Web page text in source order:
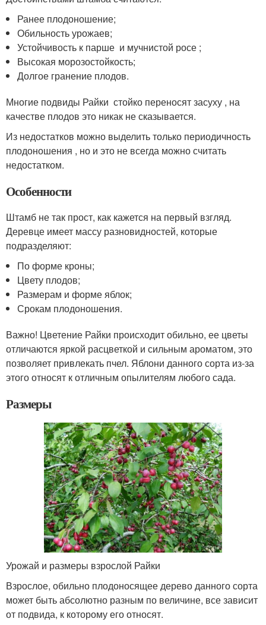
Ранее плодоношение;
Обильность урожаев;
Устойчивость к парше и мучнистой росе ;
Высокая морозостойкость;
Долгое гранение плодов.
Многие подвиды Райки стойко переносят засуху , на
качестве плодов это никак не сказывается.
Из недостатков можно выделить только периодичность
плодоношения , но и это не всегда можно считать
недостатком.
Особенности
Штамб не так прост, как кажется на первый взгляд.
Деревце имеет массу разновидностей, которые
подразделяют:
По форме кроны;
Цвету плодов;
Размерам и форме яблок;
Срокам плодоношения.
Важно! Цветение Райки происходит обильно, ее цветы
отличаются яркой расцветкой и сильным ароматом, это
позволяет привлекать пчел. Яблони данного сорта из-за
этого относят к отличным опылителям любого сада.
Размеры
Урожай и размеры взрослой Райки
Взрослое, обильно плодоносящее дерево данного сорта
может быть абсолютно разным по величине, все зависит
от подвида, к которому его относят.